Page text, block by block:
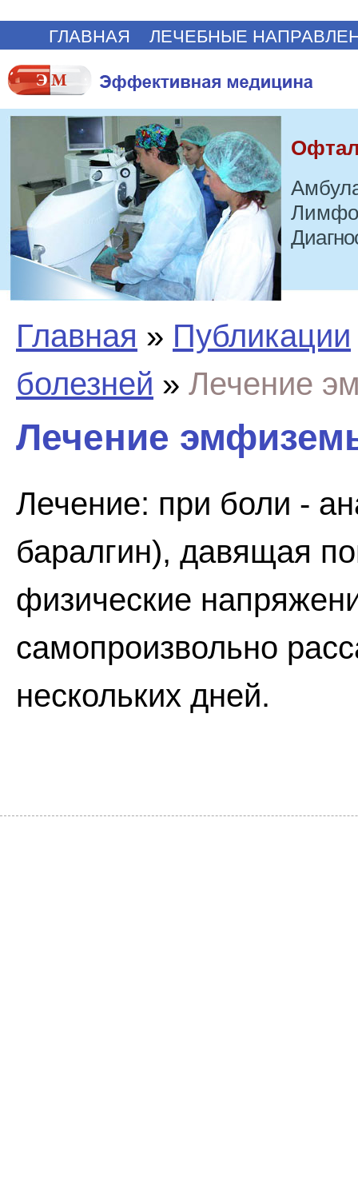
ГЛАВНАЯ ЛЕЧЕБНЫЕ
Главная » Публикации
болезней » Лечение
Лечение
Лечение: при боли -
баралгин), давящая
физические
самопроизвольно
нескольких дней.